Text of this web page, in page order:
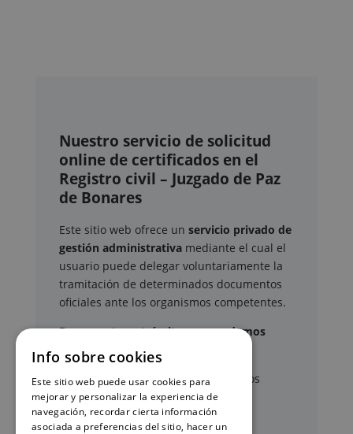
Nuestro servicio de solicitud
online de certificados en el
Registro civil – Juzgado de Paz
de Bonares
Este sitio web ofrece un servicio privado de
gestión administrativa mediante el cual el
usuario puede delegar voluntariamente la
tramitación de determinados documentos
oficiales ante los organismos competentes.
Documentos y trámites que podemos
gestionar
A través de nuestro servicio, podemos
gestionar, entre otros:
Info sobre cookies
Este sitio web puede usar cookies para
mejorar y personalizar la experiencia de
navegación, recordar cierta información
asociada a preferencias del sitio, hacer un